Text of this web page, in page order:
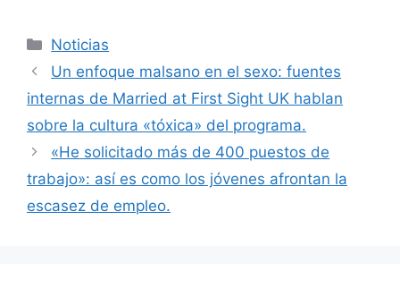
Categorías
Noticias
Un enfoque malsano en el sexo: fuentes
internas de Married at First Sight UK hablan
sobre la cultura «tóxica» del programa.
«He solicitado más de 400 puestos de
trabajo»: así es como los jóvenes afrontan la
escasez de empleo.